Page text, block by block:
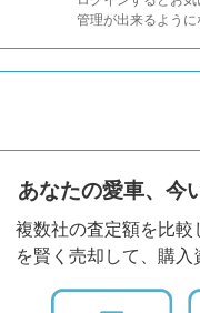
管理が出来るように
あなたの愛車、今
複数社の査定額を比
を賢く売却して、購入